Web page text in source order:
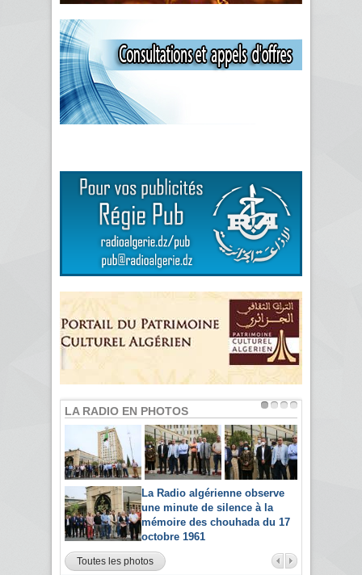
LA RADIO EN PHOTOS
La Radio algérienne observe
une minute de silence à la
mémoire des chouhada du 17
octobre 1961
Toutes les photos